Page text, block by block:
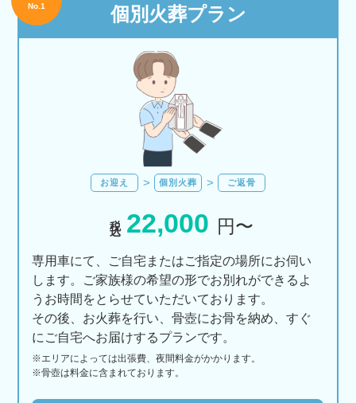
個別火葬プラン
No.1
お迎え 個別火葬 ご返骨
22,000 円〜
専用車にて、ご自宅またはご指定の場所にお伺い
します。ご家族様の希望の形でお別れができるよ
うお時間をとらせていただいております。
その後、お火葬を行い、骨壺にお骨を納め、すぐ
にご自宅へお届けするプランです。
※エリアによっては出張費、夜間料金がかかります。
※骨壺は料金に含まれております。